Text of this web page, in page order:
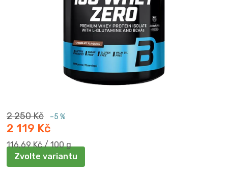
2 250 Kč –5 %
2 119 Kč
Měrná
cena:
116,69 Kč / 100 g
Zvolte variantu